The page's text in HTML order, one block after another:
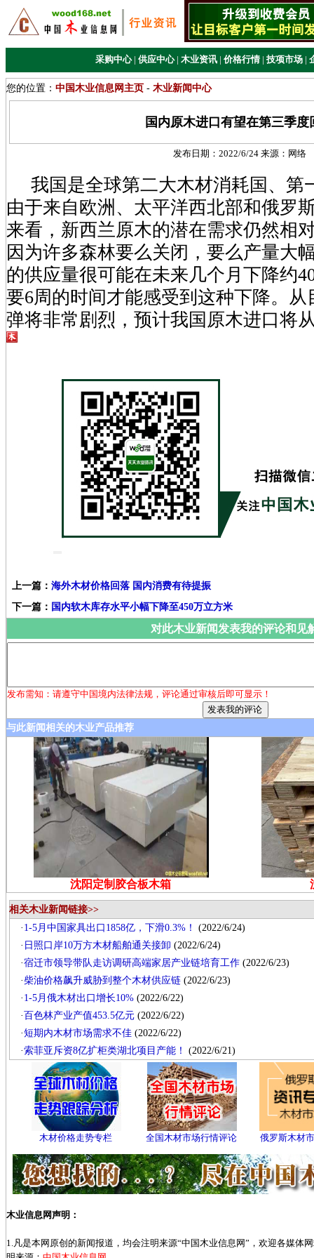
采购中心 | 供应中心 | 木业资讯 | 价格行情 | 技项市场 |
您的位置： 中国木业信息网主页 - 木业新闻中心
国内原木进口有望在第三季度
发布日期：2022/6/24 来源： 网络
我国是全球第二大木材消耗国、第
由于来自欧洲、太平洋西北部和俄罗
来看，新西兰原木的潜在需求仍然相
因为许多森林要么关闭，要么产量大
的供应量很可能在未来几个月下降约
要6周的时间才能感受到这种下降。
弹将非常剧烈，预计我国原木进口将
上一篇： 海外木材价格回落 国内消费有待提振
下一篇： 国内软木库存水平小幅下降至450万立方米
对此木业新闻发表我的评论和见
发布需知：请遵守中国境内法律法规，评论通过审核后即可显示！
与此新闻相关的木业产品推荐
沈阳定制胶合板木箱
相关木业新闻链接>>
· 1-5月中国家具出口1858亿，下滑0.3%！
(2022/6/24)
· 日照口岸10万方木材船舶通关接卸 (2022/6/24)
·宿迁市领导带队走访调研高端家居产业链培育工作 (2022/6/23)
·柴油价格飙升威胁到整个木材供应链 (2022/6/23)
· 1-5月俄木材出口增长10% (2022/6/22)
·百色林产业产值453.5亿元 (2022/6/22)
·短期内木材市场需求不佳 (2022/6/22)
·索菲亚斥资8亿扩柜类湖北项目产能！ (2022/6/21)
木材价格走势专栏 全国木材市场行情评论 俄罗斯木材
木业信息网声明：
1.凡是本网原创的新闻报道，均会注明来源“中国木业信息网”，欢迎各媒体